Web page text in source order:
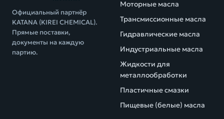
Официальный партнёр
KATANA (KIREI CHEMICAL).
Прямые поставки,
документы на каждую
партию.
Моторные масла
Трансмиссионные масла
Гидравлические масла
Индустриальные масла
Жидкости для
металлообработки
Пластичные смазки
Пищевые (белые) масла